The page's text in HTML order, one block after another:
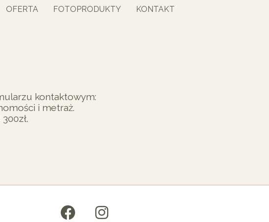
OFERTA FOTOPRODUKTY KONTAKT
kontaktowym:
i metraż.